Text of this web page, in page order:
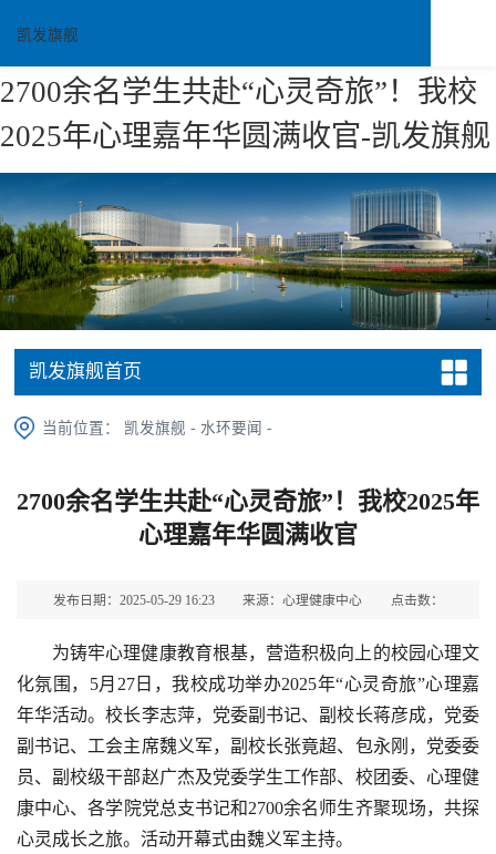
2700余名学生共赴“心灵奇旅”！我校
2025年心理嘉年华圆满收官-凯发旗舰
凯发旗舰
凯发旗舰首页
当前位置： 凯发旗舰 -水环要闻 -
2700余名学生共赴“心灵奇旅”！我校2025年
心理嘉年华圆满收官
发布日期：2025-05-29 16:23 来源：心理健康中心 点击数：
为铸牢心理健康教育根基，营造积极向上的校园心理文
化氛围，5月27日，我校成功举办2025年“心灵奇旅”心理嘉
年华活动。校长李志萍，党委副书记、副校长蒋彦成，党委
副书记、工会主席魏义军，副校长张竟超、包永刚，党委委
员、副校级干部赵广杰及党委学生工作部、校团委、心理健
康中心、各学院党总支书记和2700余名师生齐聚现场，共探
心灵成长之旅。活动开幕式由魏义军主持。